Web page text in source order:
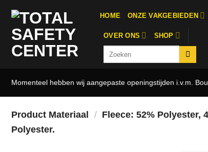
naar
inhoud
HOME ONZE VAKGEBIEDEN
OVER ONS SHOP
Momenteel hebben wij aangepaste openingstijden i.v.m.
Product Materiaal / Fleece: 52% Polyester,
Polyester.